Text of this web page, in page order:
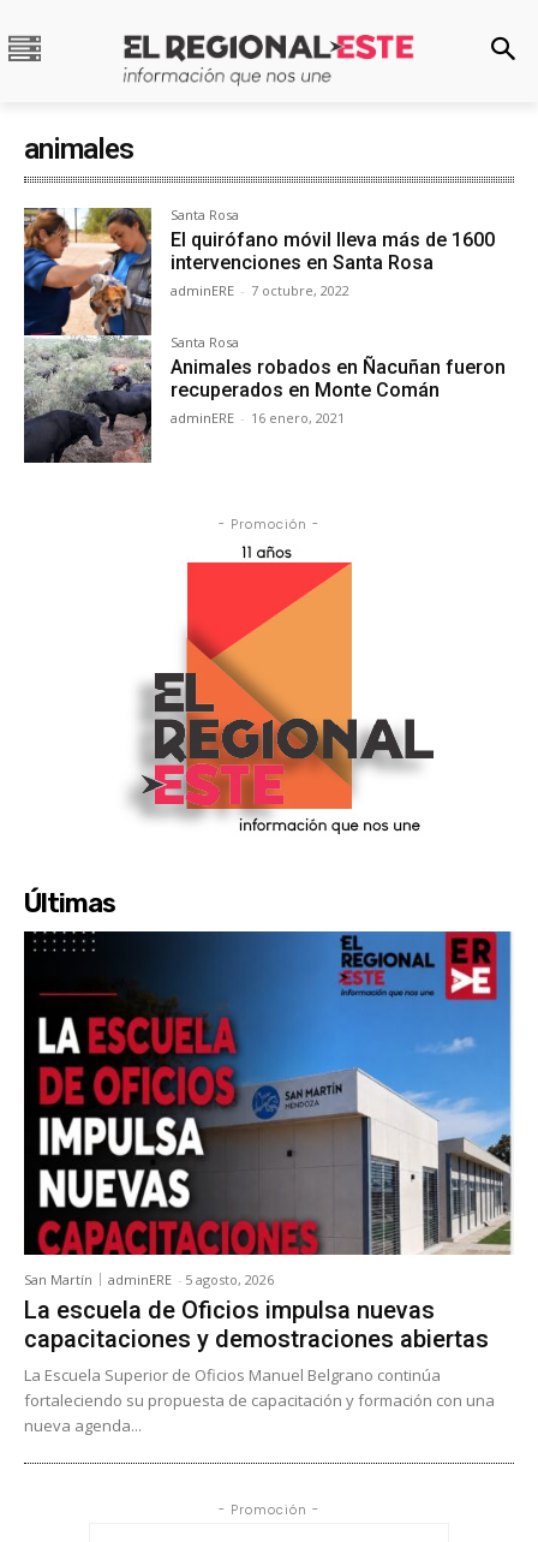
animales
Santa Rosa
El quirófano móvil lleva más de 1600
intervenciones en Santa Rosa
adminERE - 7 octubre, 2022
Santa Rosa
Animales robados en Ñacuñan fueron
recuperados en Monte Comán
adminERE - 16 enero, 2021
- Promoción -
Últimas
San Martín adminERE - 5 agosto, 2026
La escuela de Oficios impulsa nuevas
capacitaciones y demostraciones abiertas
La Escuela Superior de Oficios Manuel Belgrano continúa
fortaleciendo su propuesta de capacitación y formación con una
nueva agenda...
- Promoción -